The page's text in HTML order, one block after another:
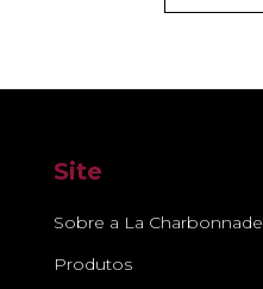
Site
Sobre a La Charbonnade
Produtos